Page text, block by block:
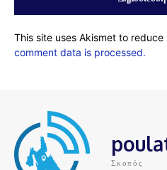
This site uses Akismet to reduce
comment data is processed.
Σκοπός